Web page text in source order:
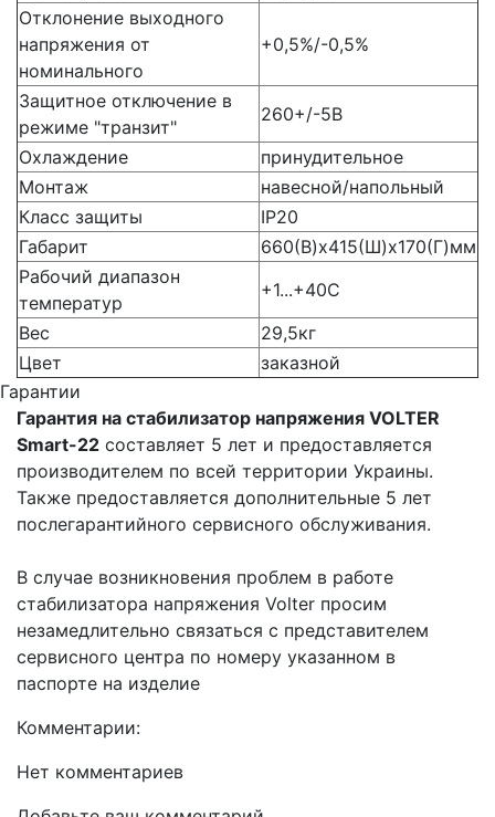
Отклонение выходного
напряжения от
номинального
+0,5%/-0,5%
Защитное отключение в
режиме "транзит"
260+/-5В
Охлаждение
принудительное
Монтаж
навесной/напольный
Класс защиты
IP20
Габарит
660(В)х415(Ш)х170(Г)мм
Рабочий диапазон
температур
+1...+40С
Вес
29,5кг
Цвет
заказной
Гарантии
Гарантия на стабилизатор напряжения VOLTER
Smart-22 составляет 5 лет и предоставляется
производителем по всей территории Украины.
Также предоставляется дополнительные 5 лет
послегарантийного сервисного обслуживания.
В случае возникновения проблем в работе
стабилизатора напряжения Volter просим
незамедлительно связаться с представителем
сервисного центра по номеру указанном в
паспорте на изделие
Комментарии:
Нет комментариев